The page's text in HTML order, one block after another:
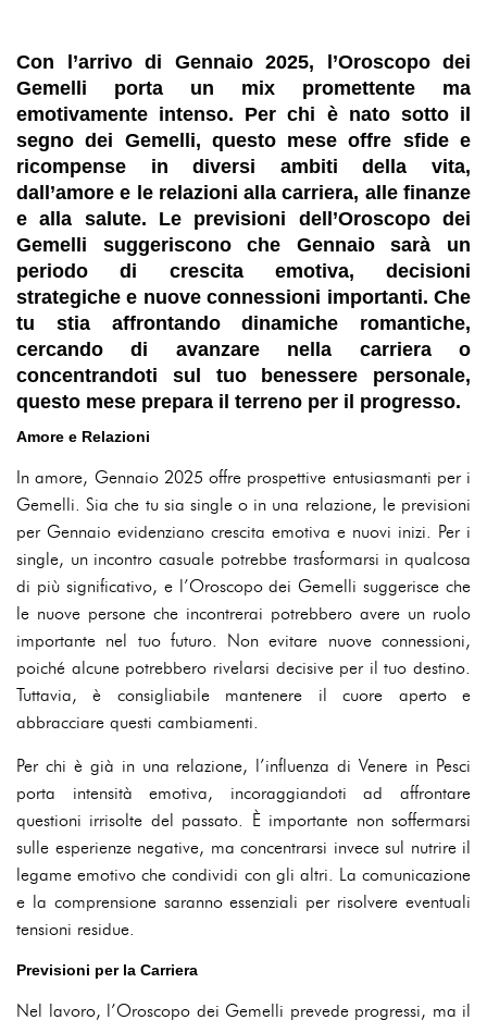
Con l’arrivo di Gennaio 2025, l’Oroscopo dei
Gemelli porta un mix promettente ma
emotivamente intenso. Per chi è nato sotto il
segno dei Gemelli, questo mese offre sfide e
ricompense in diversi ambiti della vita,
dall’amore e le relazioni alla carriera, alle finanze
e alla salute. Le previsioni dell’Oroscopo dei
Gemelli suggeriscono che Gennaio sarà un
periodo di crescita emotiva, decisioni
strategiche e nuove connessioni importanti. Che
tu stia affrontando dinamiche romantiche,
cercando di avanzare nella carriera o
concentrandoti sul tuo benessere personale,
questo mese prepara il terreno per il progresso.
Amore e Relazioni
In amore, Gennaio 2025 offre prospettive entusiasmanti per i
Gemelli. Sia che tu sia single o in una relazione, le previsioni
per Gennaio evidenziano crescita emotiva e nuovi inizi. Per i
single, un incontro casuale potrebbe trasformarsi in qualcosa
di più significativo, e l’Oroscopo dei Gemelli suggerisce che
le nuove persone che incontrerai potrebbero avere un ruolo
importante nel tuo futuro. Non evitare nuove connessioni,
poiché alcune potrebbero rivelarsi decisive per il tuo destino.
Tuttavia, è consigliabile mantenere il cuore aperto e
abbracciare questi cambiamenti.
Per chi è già in una relazione, l’influenza di Venere in Pesci
porta intensità emotiva, incoraggiandoti ad affrontare
questioni irrisolte del passato. È importante non soffermarsi
sulle esperienze negative, ma concentrarsi invece sul nutrire il
legame emotivo che condividi con gli altri. La comunicazione
e la comprensione saranno essenziali per risolvere eventuali
tensioni residue.
Previsioni per la Carriera
Nel lavoro, l’Oroscopo dei Gemelli prevede progressi, ma il